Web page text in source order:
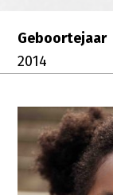
Geboortejaar
2014